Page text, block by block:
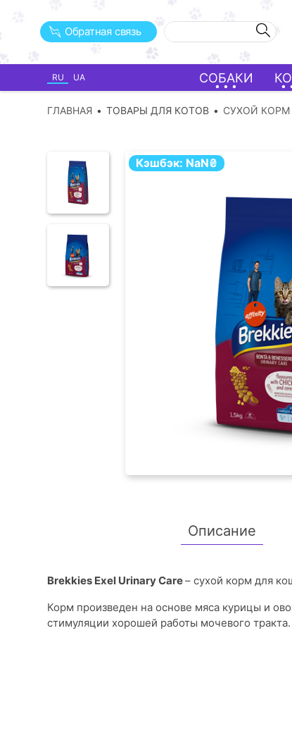
Обратная связь
RU UA СОБАКИ
ГЛАВНАЯ ТОВАРЫ ДЛЯ КОТОВ СУХОЙ
Кэшбэк: NaN₴
Описание
Brekkies Exel Urinary Care– сухой корм для
Корм произведен на основе мяса курицы и
стимуляции хорошей работы мочевого тракта.